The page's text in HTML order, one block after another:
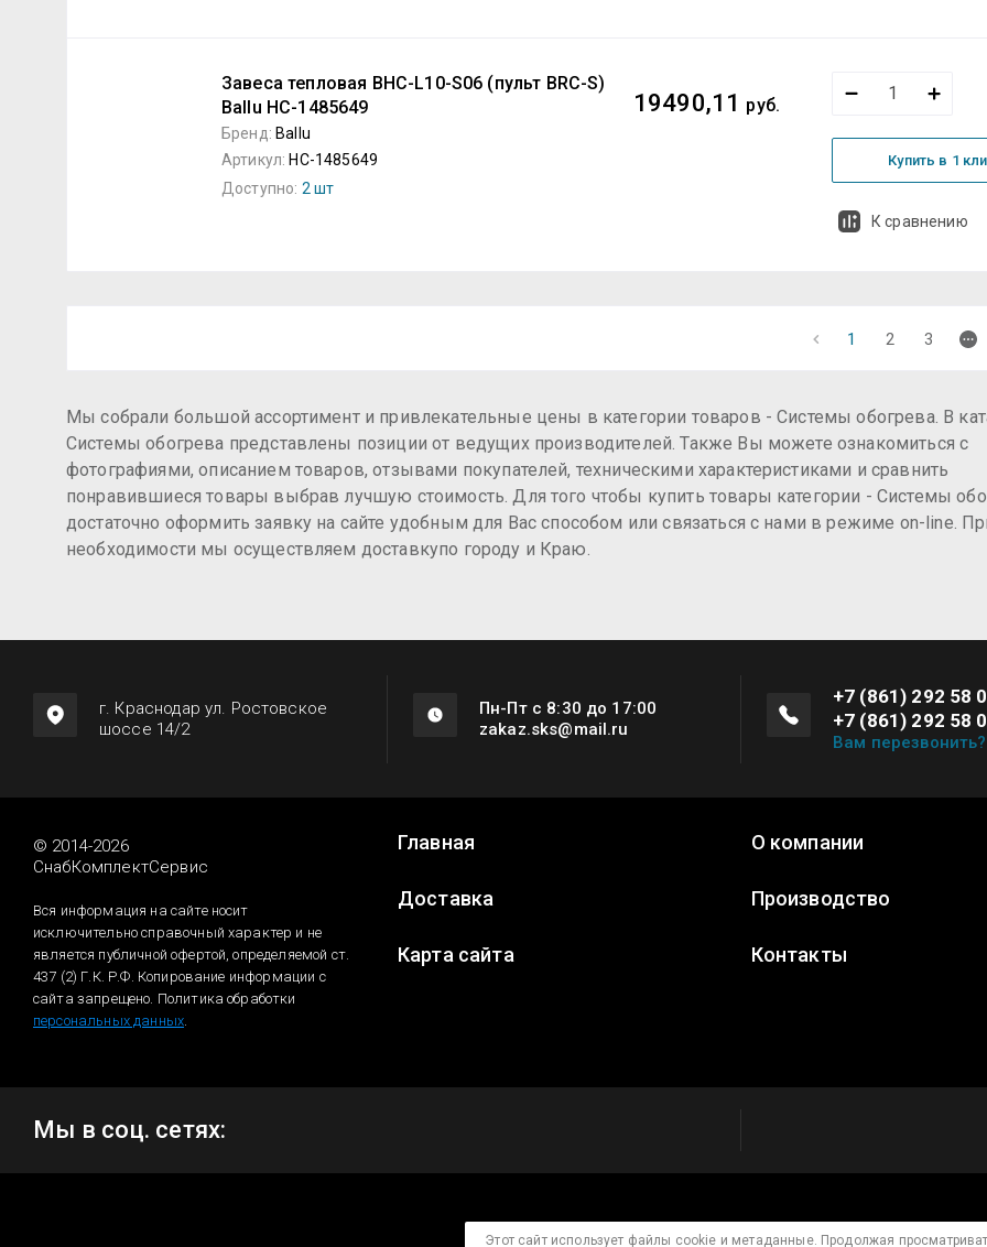
Завеса тепловая BHC-L10-S06 (пульт BRC-S)
Ballu НС-1485649
Бренд: Ballu
Артикул: НС-1485649
Доступно: 2 шт
19490,11 руб.
Купить в 1
К сравнению
1 2 3
Мы собрали большой ассортимент и привлекательные цены в категории товаров - Системы обогрева. В
Системы обогрева представлены позиции от ведущих производителей. Также Вы можете ознакомиться с
фотографиями, описанием товаров, отзывами покупателей, техническими характеристиками и сравнить
понравившиеся товары выбрав лучшую стоимость. Для того чтобы купить товары категории - Системы
достаточно оформить заявку на сайте удобным для Вас способом или связаться с нами в режиме on-line.
необходимости мы осуществляем доставкупо городу и Краю.
г. Краснодар ул. Ростовское
шоссе 14/2
Пн-Пт с 8:30 до 17:00
zakaz.sks@mail.ru
+7 (861) 292 58
+7 (861) 292 58
Вам перезвонить?
© 2014-2026
СнабКомплектСервис
Вся информация на сайте носит
исключительно справочный характер и не
является публичной офертой, определяемой ст.
437 (2) Г.К. Р.Ф. Копирование информации с
сайта запрещено. Политика обработки
персональных данных.
Главная О компании
Доставка Производство
Карта сайта Контакты
Мы в соц. сетях:
Этот сайт использует файлы cookie и метаданные. Продолжая